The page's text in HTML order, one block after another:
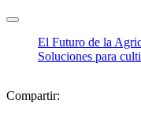
El Futuro de la
Soluciones para
Compartir: